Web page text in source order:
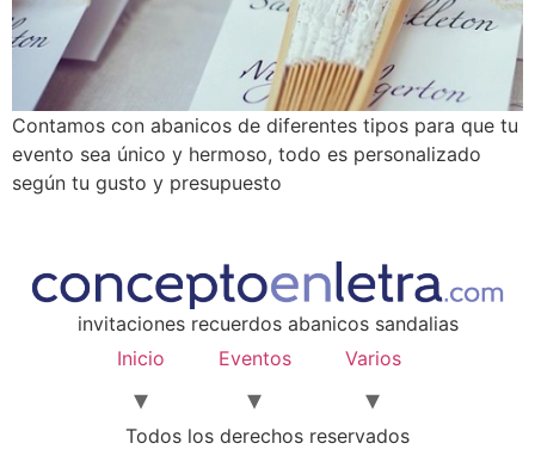
Contamos con abanicos de diferentes tipos para que tu
evento sea único y hermoso, todo es personalizado
según tu gusto y presupuesto
invitaciones recuerdos abanicos sandalias
Inicio
Eventos Varios
Todos los derechos reservados